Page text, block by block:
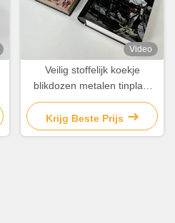
Video
Veilig stoffelijk koekje
blikdozen metalen tinplaat
chocolade blikdoos
Krijg Beste Prijs